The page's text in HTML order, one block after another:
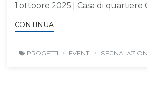
1 ottobre 2025 | Casa di quartiere
CONTINUA
PROGETTI EVENTI